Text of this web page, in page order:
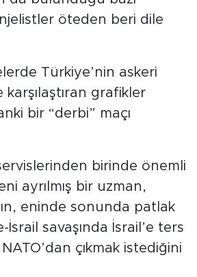
öteden beri dile
Türkiye’nin askeri
grafikler
bir “derbi” maçı
birinde önemli
ayrılmış bir uzman,
eninde sonunda patlak
savaşında İsrail’e ters
çıkmak istediğini